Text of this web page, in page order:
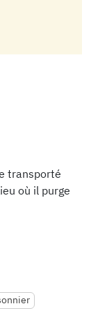
transporté
où il purge